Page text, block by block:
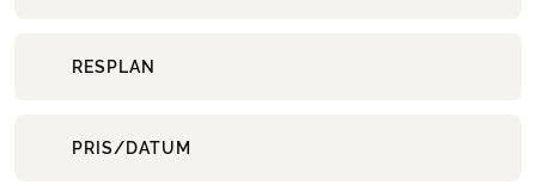
RESPLAN
PRIS/DATUM